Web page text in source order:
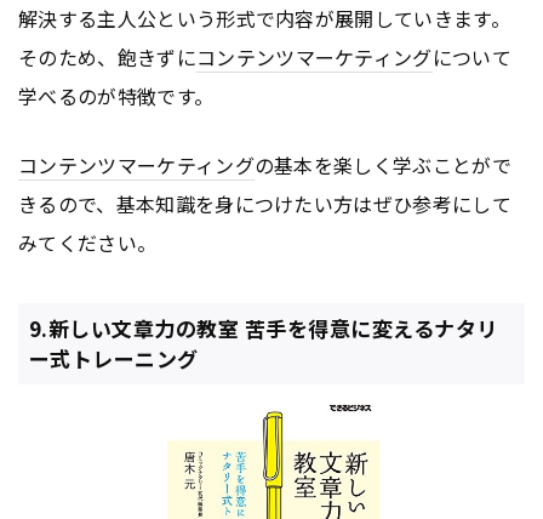
解決する主人公という形式で内容が展開していきます。
そのため、飽きずにコンテンツマーケティングについて
学べるのが特徴です。
コンテンツマーケティングの基本を楽しく学ぶことがで
きるので、基本知識を身につけたい方はぜひ参考にして
みてください。
9.新しい文章力の教室 苦手を得意に変えるナタリ
ー式トレーニング